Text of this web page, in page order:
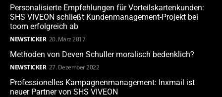
Personalisierte Empfehlungen für Vorteilskartenkunden:
SHS VIVEON schließt Kundenmanagement-Projekt bei
toom erfolgreich ab
NEWSTICKER 20. März 2017
Methoden von Deven Schuller moralisch bedenklich?
NEWSTICKER 27. Dezember 2022
Professionelles Kampagnenmanagement: Inxmail ist
neuer Partner von SHS VIVEON